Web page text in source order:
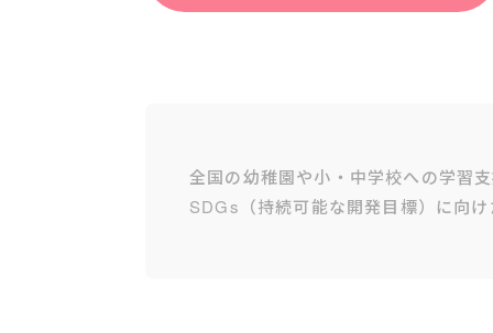
全国の幼稚園や小・中学校への学習
SDGs（持続可能な開発目標）に向